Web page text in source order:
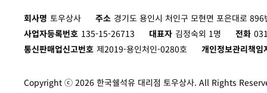
회사명 토우상사 주소 경기도 용인시 처인구 모현면 포은대로
사업자등록번호 135-15-26713 대표자 김정숙외 1명 전화
통신판매업신고번호 제2019-용인처인-0280호 개인정보관리책임
Copyright ⓒ 2026 한국쉘석유 대리점 토우상사. All Rights